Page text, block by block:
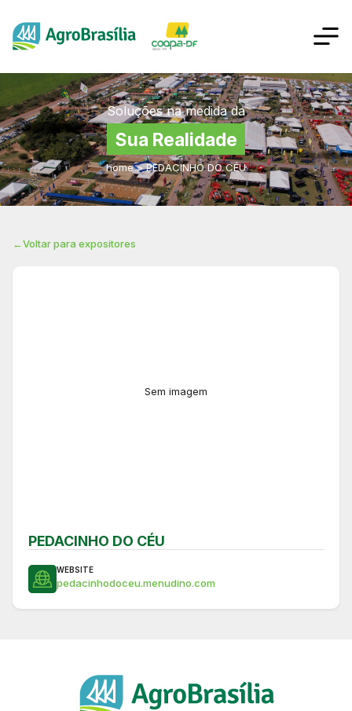
Soluções na medida da
Sua Realidade
home > PEDACINHO DO CÉU
←Voltar para expositores
Sem imagem
PEDACINHO DO CÉU
WEBSITE
pedacinhodoceu.menudino.com